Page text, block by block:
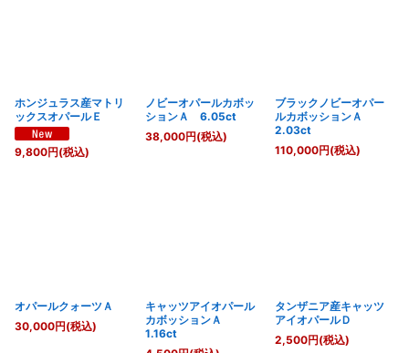
ホンジュラス産マトリ
ックスオパールＥ
9,800円(税込)
ノビーオパールカボッ
ションＡ 6.05ct
38,000円(税込)
ブラックノビーオパー
ルカボッションＡ
2.03ct
110,000円(税込)
オパールクォーツＡ
30,000円(税込)
キャッツアイオパール
カボッションＡ
1.16ct
タンザニア産キャッツ
アイオパールＤ
2,500円(税込)